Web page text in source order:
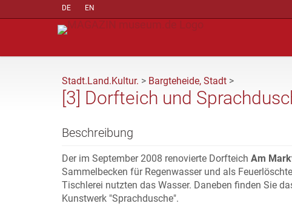
DE EN
Stadt.Land.Kultur. > Bargteheide, Stadt >
[3] Dorfteich und
Beschreibung
Der im September 2008 renovierte Dorfteich Am
Sammelbecken für Regenwasser und als
Tischlerei nutzten das Wasser. Daneben finden Sie
Kunstwerk "Sprachdusche".